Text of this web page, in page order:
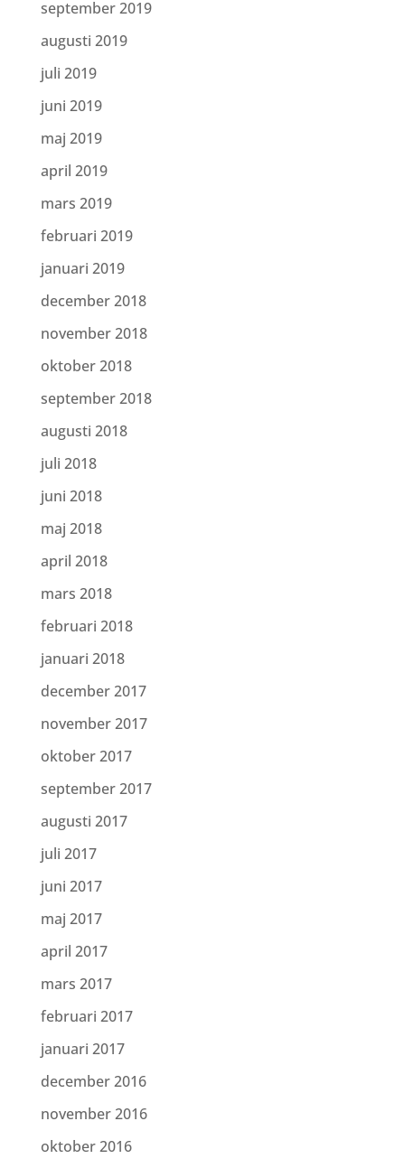
september 2019
augusti 2019
juli 2019
juni 2019
maj 2019
april 2019
mars 2019
februari 2019
januari 2019
december 2018
november 2018
oktober 2018
september 2018
augusti 2018
juli 2018
juni 2018
maj 2018
april 2018
mars 2018
februari 2018
januari 2018
december 2017
november 2017
oktober 2017
september 2017
augusti 2017
juli 2017
juni 2017
maj 2017
april 2017
mars 2017
februari 2017
januari 2017
december 2016
november 2016
oktober 2016